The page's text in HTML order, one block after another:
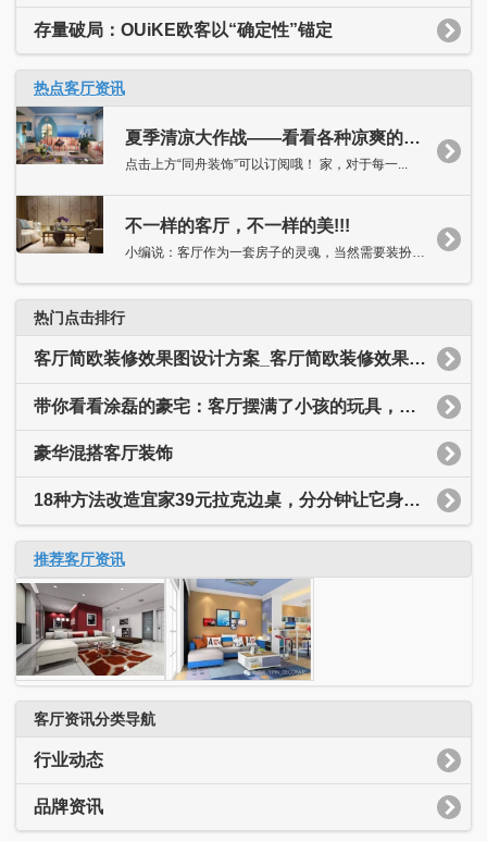
存量破局：OUiKE欧客以“确定性”锚定
热点客厅资讯
夏季清凉大作战——看看各种凉爽的客厅吧！
点击上方“同舟装饰”可以订阅哦！ 家，对于每一...
不一样的客厅，不一样的美!!!
小编说：客厅作为一套房子的灵魂，当然需要装扮得独具特色，抑或...
热门点击排行
客厅简欧装修效果图设计方案_客厅简欧装修效果图大全
带你看看涂磊的豪宅：客厅摆满了小孩的玩具，装修简约又温馨
豪华混搭客厅装饰
18种方法改造宜家39元拉克边桌，分分钟让它身价翻十倍
推荐客厅资讯
客厅资讯分类导航
行业动态
品牌资讯